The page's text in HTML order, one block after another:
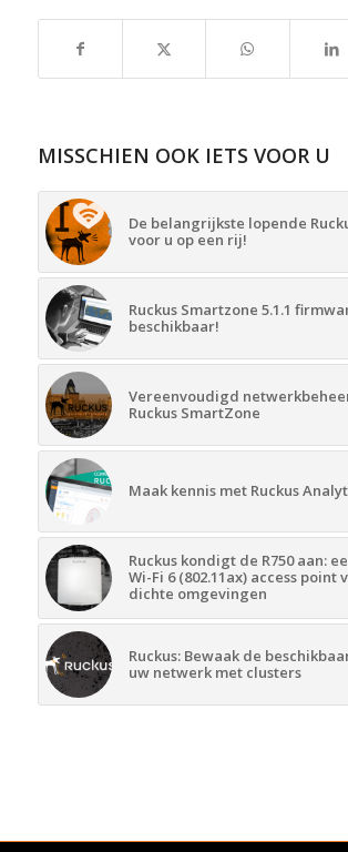
MISSCHIEN OOK IETS VOOR U
De belangrijkste lopende
voor u op een rij!
Ruckus Smartzone 5.1.1
beschikbaar!
Vereenvoudigd
Ruckus SmartZone
Maak kennis met Ruckus
Ruckus kondigt de R750 aan:
Wi-Fi 6 (802.11ax) access point
dichte omgevingen
Ruckus: Bewaak de
uw netwerk met clusters